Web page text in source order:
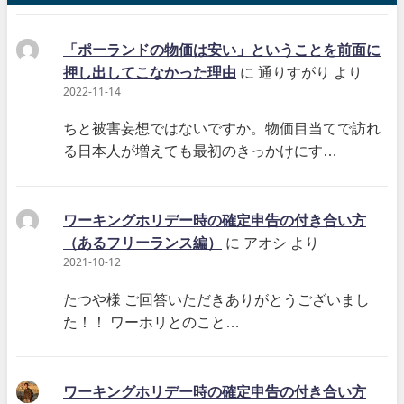
「ポーランドの物価は安い」ということを前面に
押し出してこなかった理由 に 通りすがり より
2022-11-14
ちと被害妄想ではないですか。物価目当てで訪れ
る日本人が増えても最初のきっかけにす…
ワーキングホリデー時の確定申告の付き合い方
（あるフリーランス編）
に アオシ より
2021-10-12
たつや様 ご回答いただきありがとうございまし
た！！ ワーホリとのこと…
ワーキングホリデー時の確定申告の付き合い方